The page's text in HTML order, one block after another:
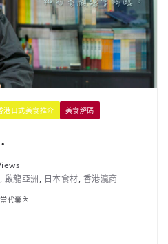
港日式美食推介 美食解碼
, 啟龍亞洲, 日本食材, 香港瀛商
代業內